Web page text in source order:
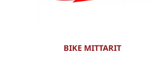
BIKE MITTARIT